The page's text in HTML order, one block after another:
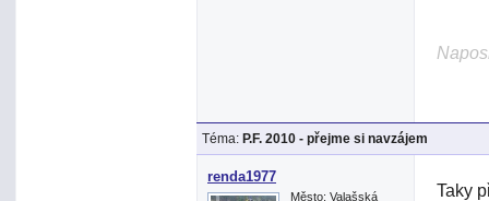
Téma: P.F. 2010 - přejme si navzájem
renda1977
Město: Valašská
Taky